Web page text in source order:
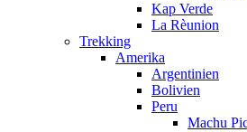
Kap Verde
La Rèunion
Trekking
Amerika
Argentinien
Bolivien
Peru
Machu